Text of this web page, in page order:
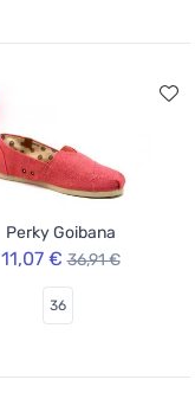
Perky Goibana
11,07 € 36,91 €
36